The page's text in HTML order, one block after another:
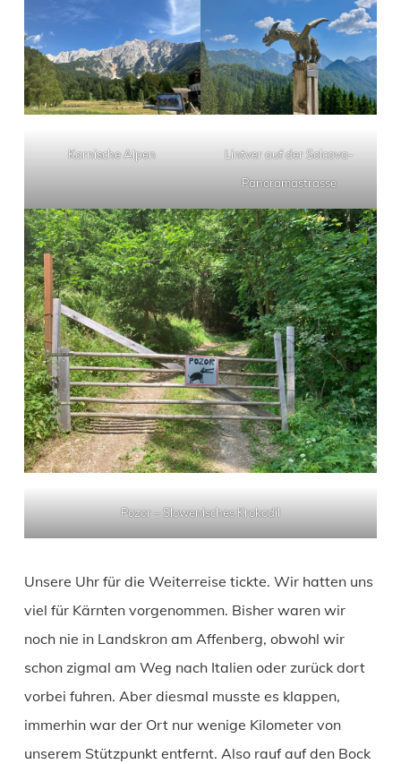
Karnische Alpen
Lintver auf der Solcava-
Panoramastrasse
Pozor – Slowenisches Krokodil
Unsere Uhr für die Weiterreise tickte. Wir hatten uns
viel für Kärnten vorgenommen. Bisher waren wir
noch nie in Landskron am Affenberg, obwohl wir
schon zigmal am Weg nach Italien oder zurück dort
vorbei fuhren. Aber diesmal musste es klappen,
immerhin war der Ort nur wenige Kilometer von
unserem Stützpunkt entfernt. Also rauf auf den Bock